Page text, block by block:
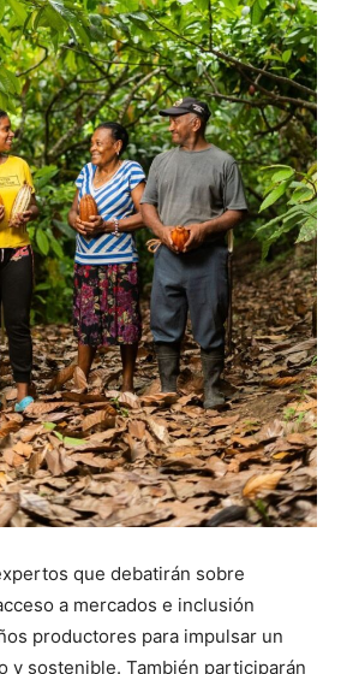
que debatirán sobre
a mercados e inclusión
productores para impulsar un
y sostenible. También participarán